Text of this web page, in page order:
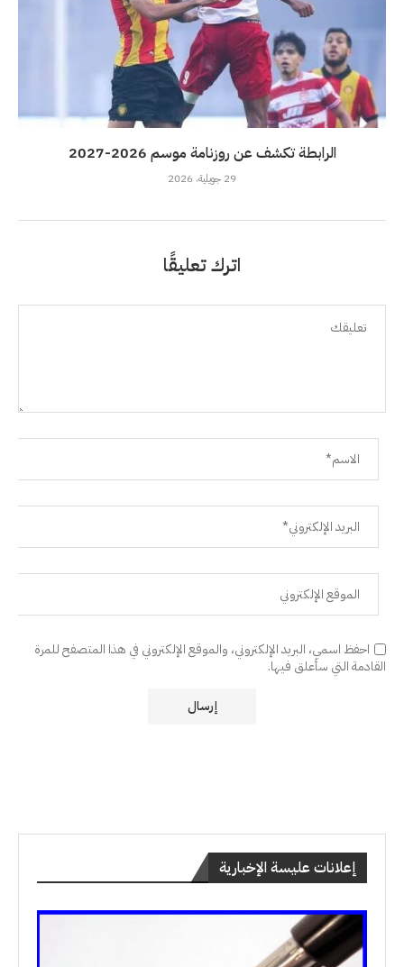
الرابطة تكشف عن روزنامة موسم 2026-2027
29 جويلية، 2026
اترك تعليقًا
احفظ اسمي، البريد الإلكتروني، والموقع الإلكتروني في هذا المتصفح للمرة
القادمة التي سأعلق فيها.
إعلانات عليسة الإخبارية